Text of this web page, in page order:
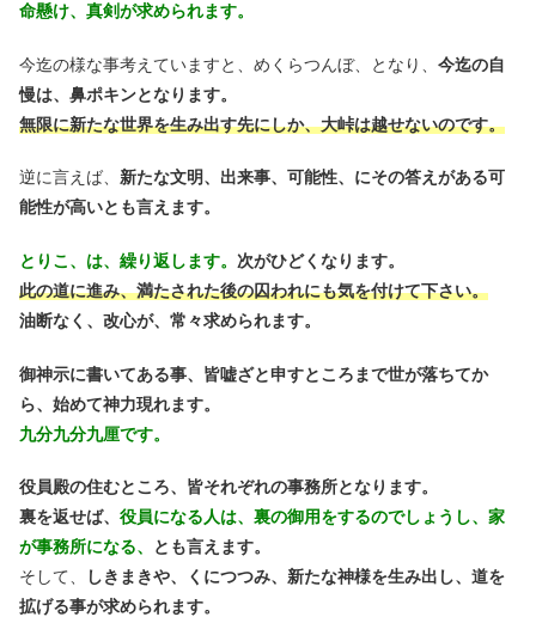
命懸け、真剣が求められます。
今迄の様な事考えていますと、めくらつんぼ、となり、 今迄の自
慢は、鼻ポキンとなります。
無限に新たな世界を生み出す先にしか、大峠は越せないのです。
逆に言えば、 新たな文明、出来事、可能性、にその答えがある可
能性が高いとも言えます。
とりこ、は、繰り返します。 次がひどくなります。
此の道に進み、満たされた後の囚われにも気を付けて下さい。
油断なく、改心が、常々求められます。
御神示に書いてある事、皆嘘ざと申すところまで世が落ちてか
ら、始めて神力現れます。
九分九分九厘です。
役員殿の住むところ、皆それぞれの事務所となります。
裏を返せば、 役員になる人は、裏の御用をするのでしょうし、家
が事務所になる、
とも言えます。
そして、
しきまきや、くにつつみ、新たな神様を生み出し、道を
拡げる事が求められます。